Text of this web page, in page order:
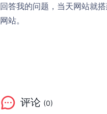
回答我的问题，当天网站就
网站。
评论 (0)